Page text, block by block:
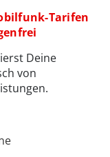
Tarifen
Deine
von